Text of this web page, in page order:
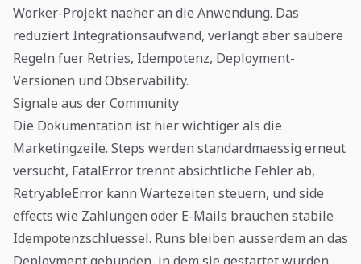
Worker-Projekt naeher an die Anwendung. Das
reduziert Integrationsaufwand, verlangt aber saubere
Regeln fuer Retries, Idempotenz, Deployment-
Versionen und Observability.
Signale aus der Community
Die Dokumentation ist hier wichtiger als die
Marketingzeile. Steps werden standardmaessig erneut
versucht, FatalError trennt absichtliche Fehler ab,
RetryableError kann Wartezeiten steuern, und side
effects wie Zahlungen oder E-Mails brauchen stabile
Idempotenzschluessel. Runs bleiben ausserdem an das